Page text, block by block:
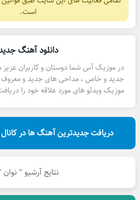
است.
دانلود آهنگ
در موزیک آس شما دوستان و کاربران عزیز
جدید و خاص ، مداحی های جدید و معروف
موزیک ویدئو های مورد علاقه خود را
دریافت جدیدترین آهنگ ها در
نتایج آرشیو " نوان